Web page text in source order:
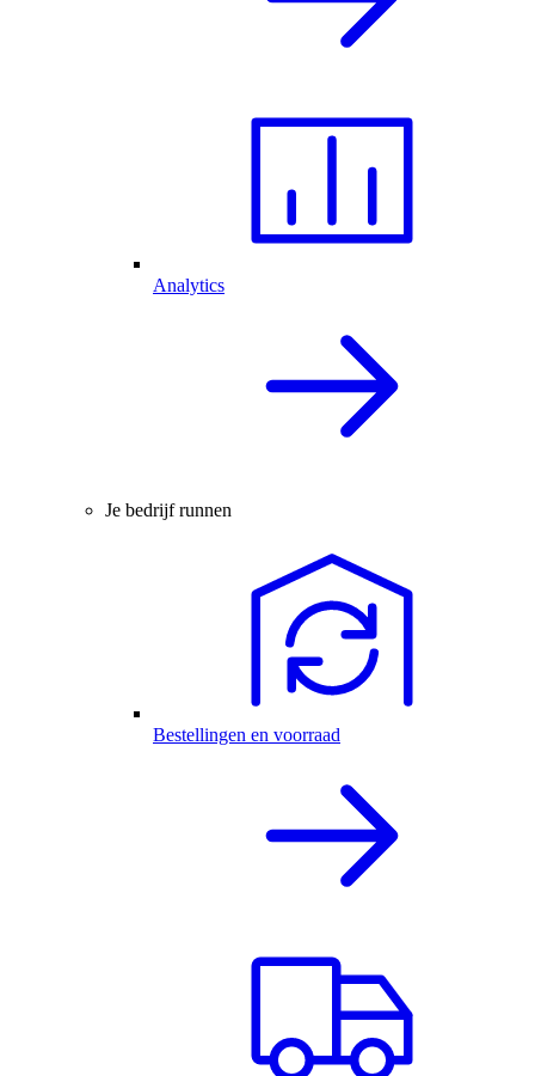
Analytics
Je bedrijf runnen
Bestellingen en voorraad